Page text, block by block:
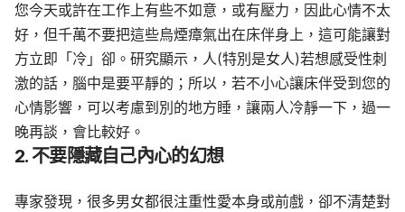
您今天或許在工作上有些不如意，或有壓力，因此心情不太
好，但千萬不要把這些烏煙瘴氣出在床伴身上，這可能讓對
方立即「冷」卻。研究顯示，人(特別是女人)若想感受性刺
激的話，腦中是要平靜的；所以，若不小心讓床伴受到您的
心情影響，可以考慮到別的地方睡，讓兩人冷靜一下，過一
晚再談，會比較好。
2. 不要隱藏自己內心的幻想
專家發現，很多男女都很注重性愛本身或前戲，卻不清楚對